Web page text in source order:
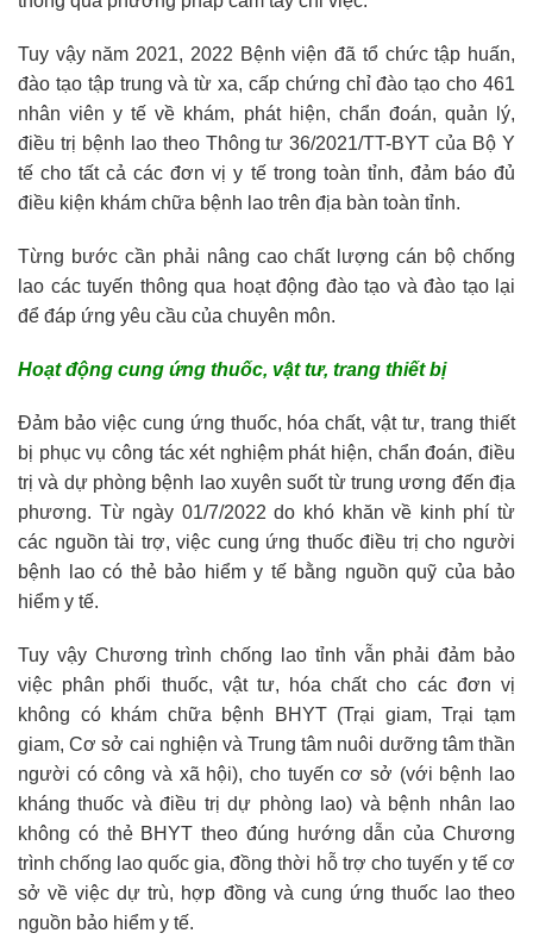
Tuy vậy năm 2021, 2022 Bệnh viện đã tổ chức tập huấn,
đào tạo tập trung và từ xa, cấp chứng chỉ đào tạo cho 461
nhân viên y tế về khám, phát hiện, chẩn đoán, quản lý,
điều trị bệnh lao theo Thông tư 36/2021/TT-BYT của Bộ Y
tế cho tất cả các đơn vị y tế trong toàn tỉnh, đảm báo đủ
điều kiện khám chữa bệnh lao trên địa bàn toàn tỉnh.
Từng bước cần phải nâng cao chất lượng cán bộ chống
lao các tuyến thông qua hoạt động đào tạo và đào tạo lại
để đáp ứng yêu cầu của chuyên môn.
Hoạt động cung ứng thuốc, vật tư, trang thiết bị
Đảm bảo việc cung ứng thuốc, hóa chất, vật tư, trang thiết
bị phục vụ công tác xét nghiệm phát hiện, chẩn đoán, điều
trị và dự phòng bệnh lao xuyên suốt từ trung ương đến địa
phương. Từ ngày 01/7/2022 do khó khăn về kinh phí từ
các nguồn tài trợ, việc cung ứng thuốc điều trị cho người
bệnh lao có thẻ bảo hiểm y tế bằng nguồn quỹ của bảo
hiểm y tế.
Tuy vậy Chương trình chống lao tỉnh vẫn phải đảm bảo
việc phân phối thuốc, vật tư, hóa chất cho các đơn vị
không có khám chữa bệnh BHYT (Trại giam, Trại tạm
giam, Cơ sở cai nghiện và Trung tâm nuôi dưỡng tâm thần
người có công và xã hội), cho tuyến cơ sở (với bệnh lao
kháng thuốc và điều trị dự phòng lao) và bệnh nhân lao
không có thẻ BHYT theo đúng hướng dẫn của Chương
trình chống lao quốc gia, đồng thời hỗ trợ cho tuyến y tế cơ
sở về việc dự trù, hợp đồng và cung ứng thuốc lao theo
nguồn bảo hiểm y tế.